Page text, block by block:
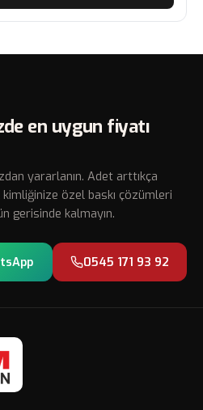
en uygun fiyatı
yararlanın. Adet arttıkça
özel baskı çözümleri
gerisinde kalmayın.
0545 171 93 92